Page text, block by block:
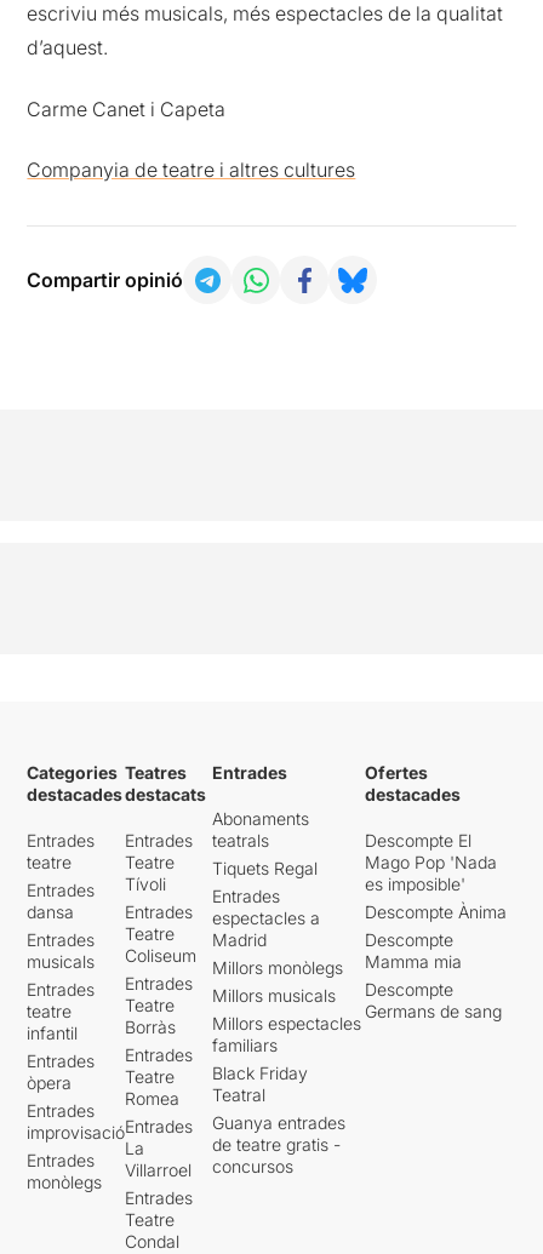
escriviu més musicals, més espectacles de la qualitat
d’aquest.
Carme Canet i Capeta
Companyia de teatre i altres cultures
Compartir opinió
Categories
destacades
Entrades
teatre
Entrades
dansa
Entrades
musicals
Entrades
teatre
infantil
Entrades
òpera
Entrades
improvisació
Entrades
monòlegs
Teatres
destacats
Entrades
Teatre
Tívoli
Entrades
Teatre
Coliseum
Entrades
Teatre
Borràs
Entrades
Teatre
Romea
Entrades
La
Villarroel
Entrades
Teatre
Condal
Entrades
Abonaments
teatrals
Tiquets Regal
Entrades
espectacles a
Madrid
Millors monòlegs
Millors musicals
Millors espectacles
familiars
Black Friday
Teatral
Guanya entrades
de teatre gratis -
concursos
Ofertes
destacades
Descompte El
Mago Pop 'Nada
es imposible'
Descompte Ànima
Descompte
Mamma mia
Descompte
Germans de sang